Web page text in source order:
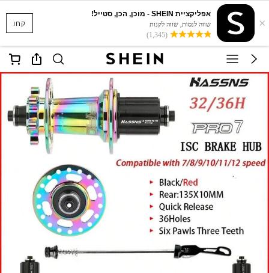
קחו ×
אפליקציית SHEIN - מוכן, הכן, סטייל!
שווה לנסות, שווה לקנות
(1,345)